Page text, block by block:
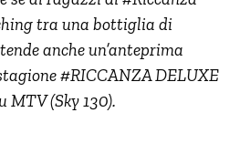
tra una bottiglia di
anche un’anteprima
#RICCANZA DELUXE
(Sky 130).